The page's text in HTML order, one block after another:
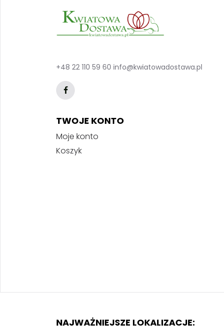
+48 22 110 59 60 info@kwiatowadostawa.pl
TWOJE KONTO
Moje konto
Koszyk
NAJWAŻNIEJSZE LOKALIZACJE: